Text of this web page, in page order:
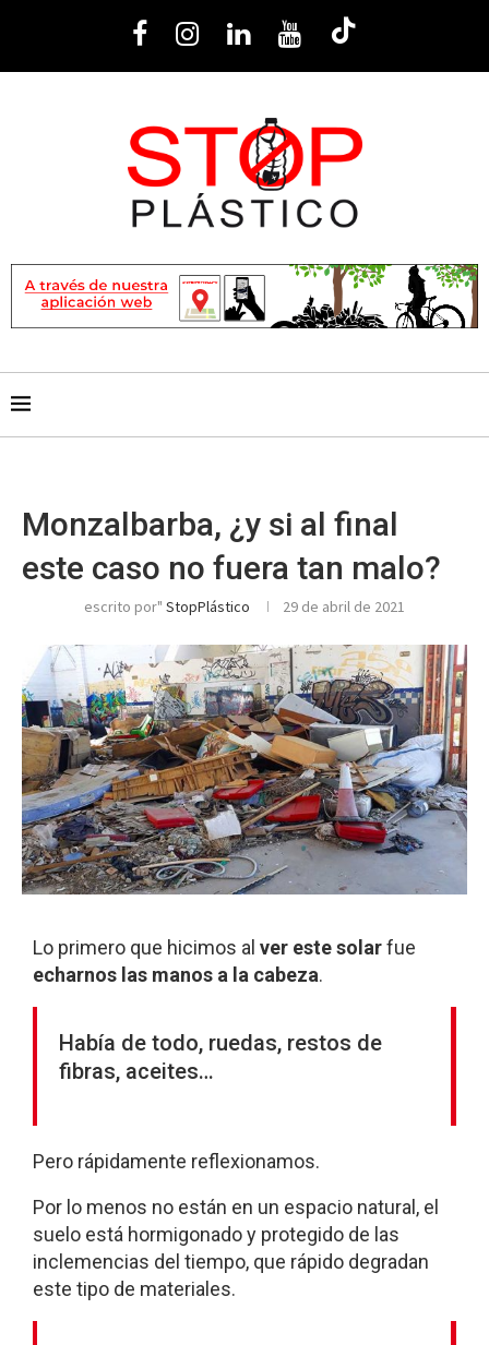
Monzalbarba, ¿y si al final
este caso no fuera tan malo?
escrito por" StopPlástico 29 de abril de 2021
Lo primero que hicimos al ver este solarfue
echarnos las manos a la cabeza.
Había de todo, ruedas, restos de
fibras, aceites…
Pero rápidamente reflexionamos.
Por lo menos no están en un espacio natural, el
suelo está hormigonado y protegido de las
inclemencias del tiempo, que rápido degradan
este tipo de materiales.